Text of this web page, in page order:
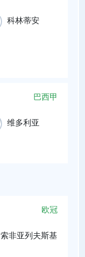
科林蒂安
巴西甲
维多利亚
欧冠
索非亚列夫斯基